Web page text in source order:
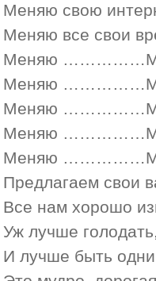
Меняю свою
Меняю все свои
Меняю
Меняю
Меняю
Меняю
Меняю
Предлагаем свои
Все нам хорошо
Уж лучше
И лучше быть